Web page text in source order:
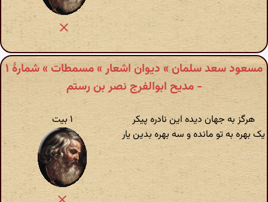
مسعود سعد سلمان » دیوان اشعار » مسمطات » شمارهٔ ۱
- مدیح ابوالفرج نصر بن رستم
هرگز به جهان دیده این نادره پیکر
یک بهره به تو مانده و سه بهره بدین یار
۱ بیت